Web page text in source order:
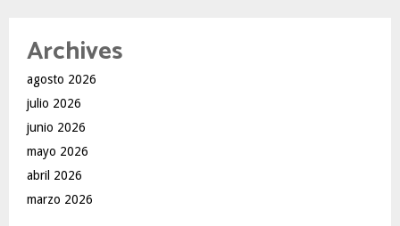
Archives
agosto 2026
julio 2026
junio 2026
mayo 2026
abril 2026
marzo 2026